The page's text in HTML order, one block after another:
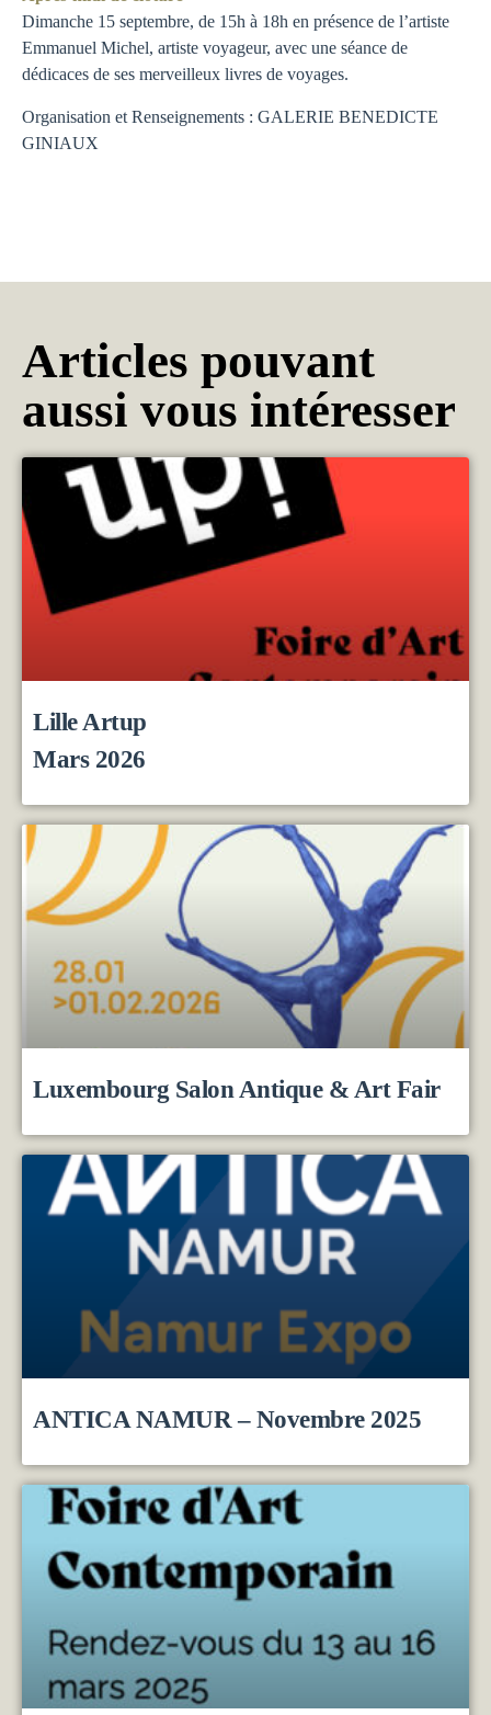
Dimanche 15 septembre, de 15h à 18h en présence de l’artiste
Emmanuel Michel, artiste voyageur, avec une séance de
dédicaces de ses merveilleux livres de voyages.
Organisation et Renseignements : GALERIE BENEDICTE
GINIAUX
Articles pouvant
aussi vous intéresser
Lille Artup
Mars 2026
Luxembourg Salon Antique & Art Fair
ANTICA NAMUR – Novembre 2025